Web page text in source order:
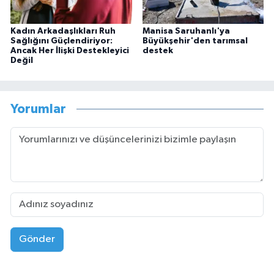
Kadın Arkadaşlıkları Ruh
Sağlığını Güçlendiriyor:
Ancak Her İlişki Destekleyici
Değil
Manisa Saruhanlı'ya
Büyükşehir'den tarımsal
destek
Yorumlar
Gönder